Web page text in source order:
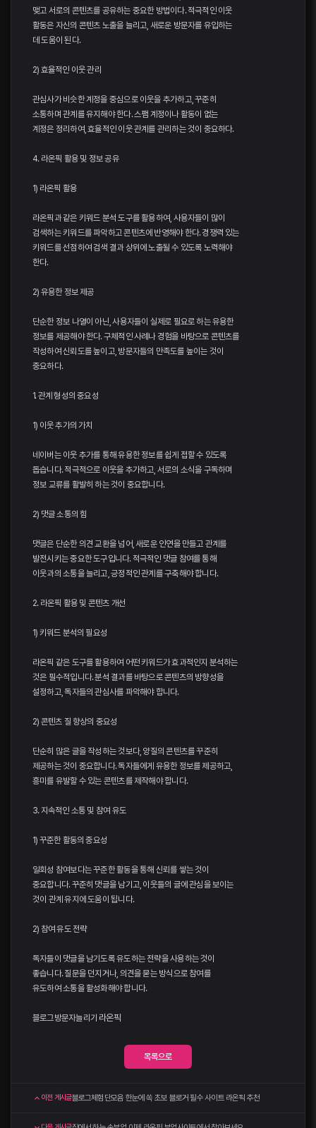
맺고 서로의 콘텐츠를 공유하는 중요한 방법이다. 적극적인 이웃
활동은 자신의 콘텐츠 노출을 늘리고, 새로운 방문자를 유입하는
데 도움이 된다.
2) 효율적인 이웃 관리
관심사가 비슷한 계정을 중심으로 이웃을 추가하고, 꾸준히
소통하며 관계를 유지해야 한다. 스팸 계정이나 활동이 없는
계정은 정리하여, 효율적인 이웃 관계를 관리하는 것이 중요하다.
4. 라온픽 활용 및 정보 공유
1) 라온픽 활용
라온픽과 같은 키워드 분석 도구를 활용하여, 사용자들이 많이
검색하는 키워드를 파악하고 콘텐츠에 반영해야 한다. 경쟁력 있는
키워드를 선점하여 검색 결과 상위에 노출될 수 있도록 노력해야
한다.
2) 유용한 정보 제공
단순한 정보 나열이 아닌, 사용자들이 실제로 필요로 하는 유용한
정보를 제공해야 한다. 구체적인 사례나 경험을 바탕으로 콘텐츠를
작성하여 신뢰도를 높이고, 방문자들의 만족도를 높이는 것이
중요하다.
1. 관계 형성의 중요성
1) 이웃 추가의 가치
네이버는 이웃 추가를 통해 유용한 정보를 쉽게 접할 수 있도록
돕습니다. 적극적으로 이웃을 추가하고, 서로의 소식을 구독하며
정보 교류를 활발히 하는 것이 중요합니다.
2) 댓글 소통의 힘
댓글은 단순한 의견 교환을 넘어, 새로운 인연을 만들고 관계를
발전시키는 중요한 도구입니다. 적극적인 댓글 참여를 통해
이웃과의 소통을 늘리고, 긍정적인 관계를 구축해야 합니다.
2. 라온픽 활용 및 콘텐츠 개선
1) 키워드 분석의 필요성
라온픽 같은 도구를 활용하여 어떤 키워드가 효과적인지 분석하는
것은 필수적입니다. 분석 결과를 바탕으로 콘텐츠의 방향성을
설정하고, 독자들의 관심사를 파악해야 합니다.
2) 콘텐츠 질 향상의 중요성
단순히 많은 글을 작성하는 것보다, 양질의 콘텐츠를 꾸준히
제공하는 것이 중요합니다. 독자들에게 유용한 정보를 제공하고,
흥미를 유발할 수 있는 콘텐츠를 제작해야 합니다.
3. 지속적인 소통 및 참여 유도
1) 꾸준한 활동의 중요성
일회성 참여보다는 꾸준한 활동을 통해 신뢰를 쌓는 것이
중요합니다. 꾸준히 댓글을 남기고, 이웃들의 글에 관심을 보이는
것이 관계 유지에 도움이 됩니다.
2) 참여 유도 전략
독자들이 댓글을 남기도록 유도하는 전략을 사용하는 것이
좋습니다. 질문을 던지거나, 의견을 묻는 방식으로 참여를
유도하여 소통을 활성화해야 합니다.
블로그방문자늘리기 라온픽
목록으로
이전 게시글블로그체험단모음 한눈에 쏙 초보 블로거 필수 사이트 라온픽 추천